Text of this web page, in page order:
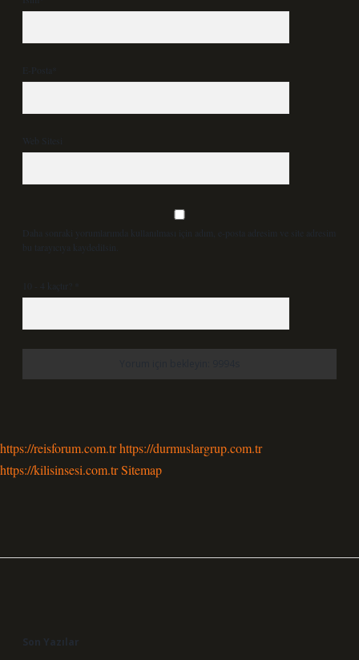
E-Posta*
Web Sitesi
Daha sonraki yorumlarımda kullanılması için adım, e-posta adresim ve site adresim
bu tarayıcıya kaydedilsin.
10 - 4 kaçtır?
https://reisforum.com.trhttps://durmuslargrup.com.tr
https://kilisinsesi.com.trSitemap
Son Yazılar